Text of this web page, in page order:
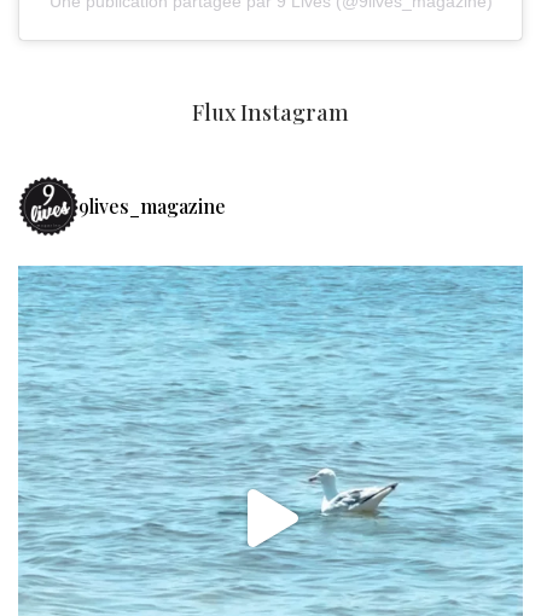
Flux Instagram
9lives_magazine